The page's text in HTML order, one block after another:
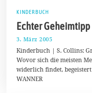
KINDERBUCH
Echter Geheimtipp
3. März 2005
.
J
u
Kinderbuch | S. Collins:
Wovor sich die meisten
widerlich findet,
WANNER